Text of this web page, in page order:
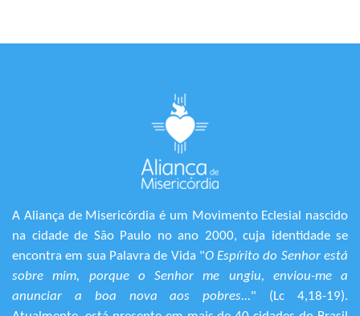
A Aliança de Misericórdia é um Movimento Eclesial nascido
na cidade de São Paulo no ano 2000, cuja identidade se
encontra em sua Palavra de Vida "O Espírito do Senhor está
sobre mim, porque o Senhor me ungiu, enviou-me a
anunciar a boa nova aos pobres..." (Lc 4,18-19).